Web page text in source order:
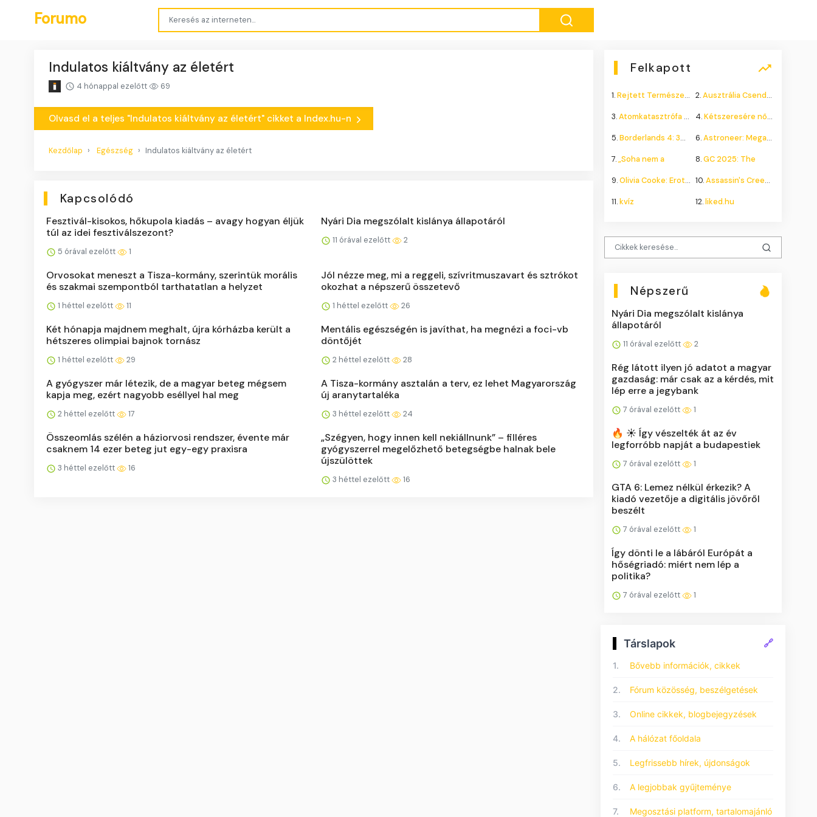
Forumo
Indulatos kiáltvány az életért
4 hónappal ezelőtt 69
Olvasd el a teljes "Indulatos kiáltvány az életért" cikket a Index.hu-n
Kezdőlap Egészség Indulatos kiáltvány az életért
Kapcsolódó
Fesztivál-kisokos, hőkupola kiadás – avagy hogyan éljük
túl az idei fesztiválszezont?
5 órával ezelőtt 1
Nyári Dia megszólalt kislánya állapotáról
11 órával ezelőtt 2
Orvosokat meneszt a Tisza-kormány, szerintük morális
és szakmai szempontból tarthatatlan a helyzet
1 héttel ezelőtt 11
Jól nézze meg, mi a reggeli, szívritmuszavart és sztrókot
okozhat a népszerű összetevő
1 héttel ezelőtt 26
Két hónapja majdnem meghalt, újra kórházba került a
hétszeres olimpiai bajnok tornász
1 héttel ezelőtt 29
Mentális egészségén is javíthat, ha megnézi a foci-vb
döntőjét
2 héttel ezelőtt 28
A gyógyszer már létezik, de a magyar beteg mégsem
kapja meg, ezért nagyobb eséllyel hal meg
2 héttel ezelőtt 17
A Tisza-kormány asztalán a terv, ez lehet Magyarország
új aranytartaléka
3 héttel ezelőtt 24
Összeomlás szélén a háziorvosi rendszer, évente már
csaknem 14 ezer beteg jut egy-egy praxisra
3 héttel ezelőtt 16
„Szégyen, hogy innen kell nekiállnunk” – filléres
gyógyszerrel megelőzhető betegségbe halnak bele
újszülöttek
3 héttel ezelőtt 16
Felkapott
1.Rejtett Természeti Csoda 2.Ausztrália Csendes Összeomlása
3.Atomkatasztrófa 1985: A 4.Kétszeresére nőhet a
5.Borderlands 4: 300.000+ 6.Astroneer: Megatech DLC
7.„Soha nem a 8.GC 2025: The
9.Olivia Cooke: Erotikus 10.Assassin's Creed Shadows
11.kvíz 12.liked.hu
Népszerű
Nyári Dia megszólalt kislánya
állapotáról
11 órával ezelőtt 2
Rég látott ilyen jó adatot a magyar
gazdaság: már csak az a kérdés, mit
lép erre a jegybank
7 órával ezelőtt 1
🔥 ☀️ Így vészelték át az év
legforróbb napját a budapestiek
7 órával ezelőtt 1
GTA 6: Lemez nélkül érkezik? A
kiadó vezetője a digitális jövőről
beszélt
7 órával ezelőtt 1
Így dönti le a lábáról Európát a
hőségriadó: miért nem lép a
politika?
7 órával ezelőtt 1
Társlapok 🔗
1. Bővebb információk, cikkek
2. Fórum közösség, beszélgetések
3. Online cikkek, blogbejegyzések
4. A hálózat főoldala
5. Legfrissebb hírek, újdonságok
6. A legjobbak gyűjteménye
7. Megosztási platform, tartalomajánló